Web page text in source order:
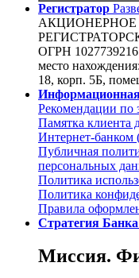
Регистратор
ОГРН
место
18, корп. 5Б,
Информационная
Рекомендации по
Памятка клиента
Интернет-
Публичная
персональных
Политика
Политика
Правила
Стратегия Банка
Миссия.